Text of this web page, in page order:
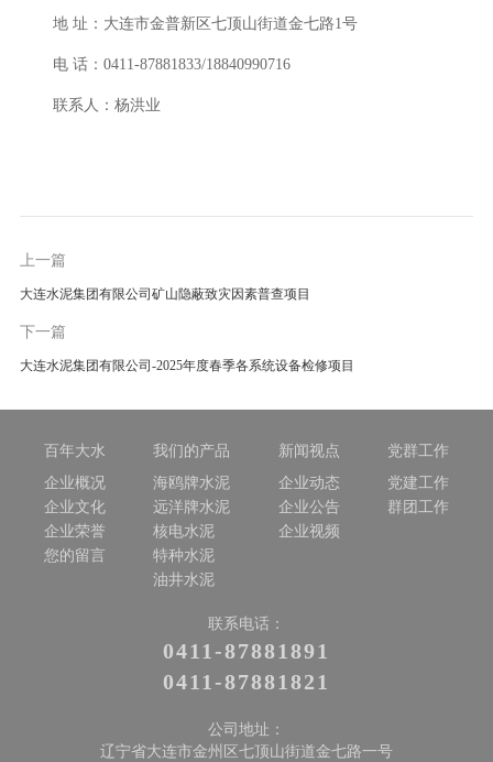
地 址：大连市金普新区七顶山街道金七路1号
电 话： 0411-87881833/18840990716
联系人：杨洪业
上一篇
大连水泥集团有限公司矿山隐蔽致灾因素普查项目
下一篇
大连水泥集团有限公司-2025年度春季各系统设备检修项目
百年大水
企业概况
企业文化
企业荣誉
您的留言
我们的产品
海鸥牌水泥
远洋牌水泥
核电水泥
特种水泥
油井水泥
新闻视点
企业动态
企业公告
企业视频
党群工作
党建工作
群团工作
联系电话：
0411-87881891
0411-87881821
公司地址：
辽宁省大连市金州区七顶山街道金七路一号